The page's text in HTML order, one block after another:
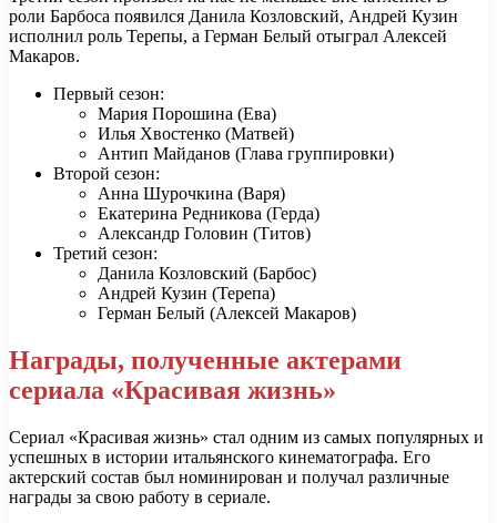
роли Барбоса появился Данила Козловский, Андрей Кузин
исполнил роль Терепы, а Герман Белый отыграл Алексей
Макаров.
Первый сезон:
Мария Порошина (Ева)
Илья Хвостенко (Матвей)
Антип Майданов (Глава группировки)
Второй сезон:
Анна Шурочкина (Варя)
Екатерина Редникова (Герда)
Александр Головин (Титов)
Третий сезон:
Данила Козловский (Барбос)
Андрей Кузин (Терепа)
Герман Белый (Алексей Макаров)
Награды, полученные актерами
сериала «Красивая жизнь»
Сериал «Красивая жизнь» стал одним из самых популярных и
успешных в истории итальянского кинематографа. Его
актерский состав был номинирован и получал различные
награды за свою работу в сериале.